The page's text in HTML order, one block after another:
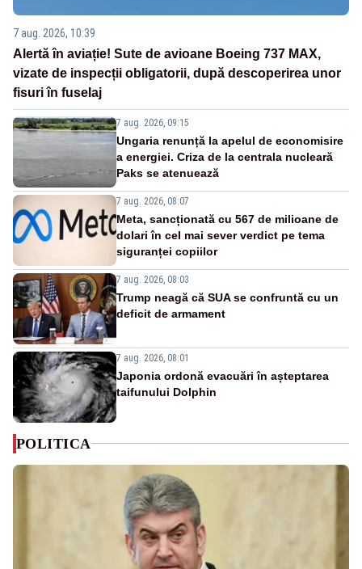
7 aug. 2026, 10:39
Alertă în aviație! Sute de avioane Boeing 737 MAX,
vizate de inspecții obligatorii, după descoperirea unor
fisuri în fuselaj
7 aug. 2026, 09:15
Ungaria renunță la apelul de economisire
a energiei. Criza de la centrala nucleară
Paks se atenuează
7 aug. 2026, 08:07
Meta, sancționată cu 567 de milioane de
dolari în cel mai sever verdict pe tema
siguranței copiilor
7 aug. 2026, 08:03
Trump neagă că SUA se confruntă cu un
deficit de armament
7 aug. 2026, 08:01
Japonia ordonă evacuări în așteptarea
taifunului Dolphin
POLITICA